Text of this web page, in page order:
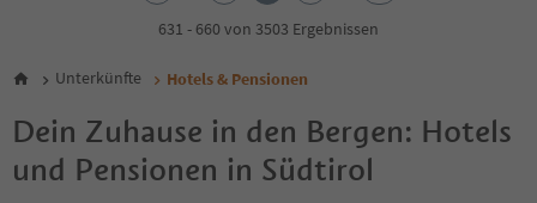
6
8
9
10
631 - 660 von 3503 Ergebnissen
Unterkünfte Hotels & Pensionen
Dein Zuhause in den Bergen: Hotels
und Pensionen in Südtirol